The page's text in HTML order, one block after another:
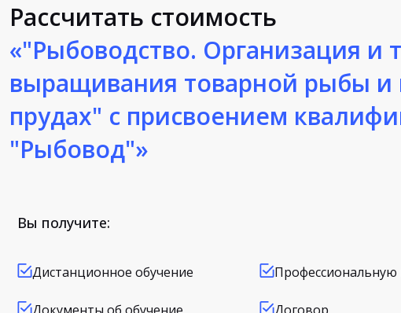
Рассчитать стоимость
«"Рыбоводство. Организация и
выращивания товарной рыбы и
прудах" с присвоением
"Рыбовод"»
Вы получите:
Дистанционное обучение